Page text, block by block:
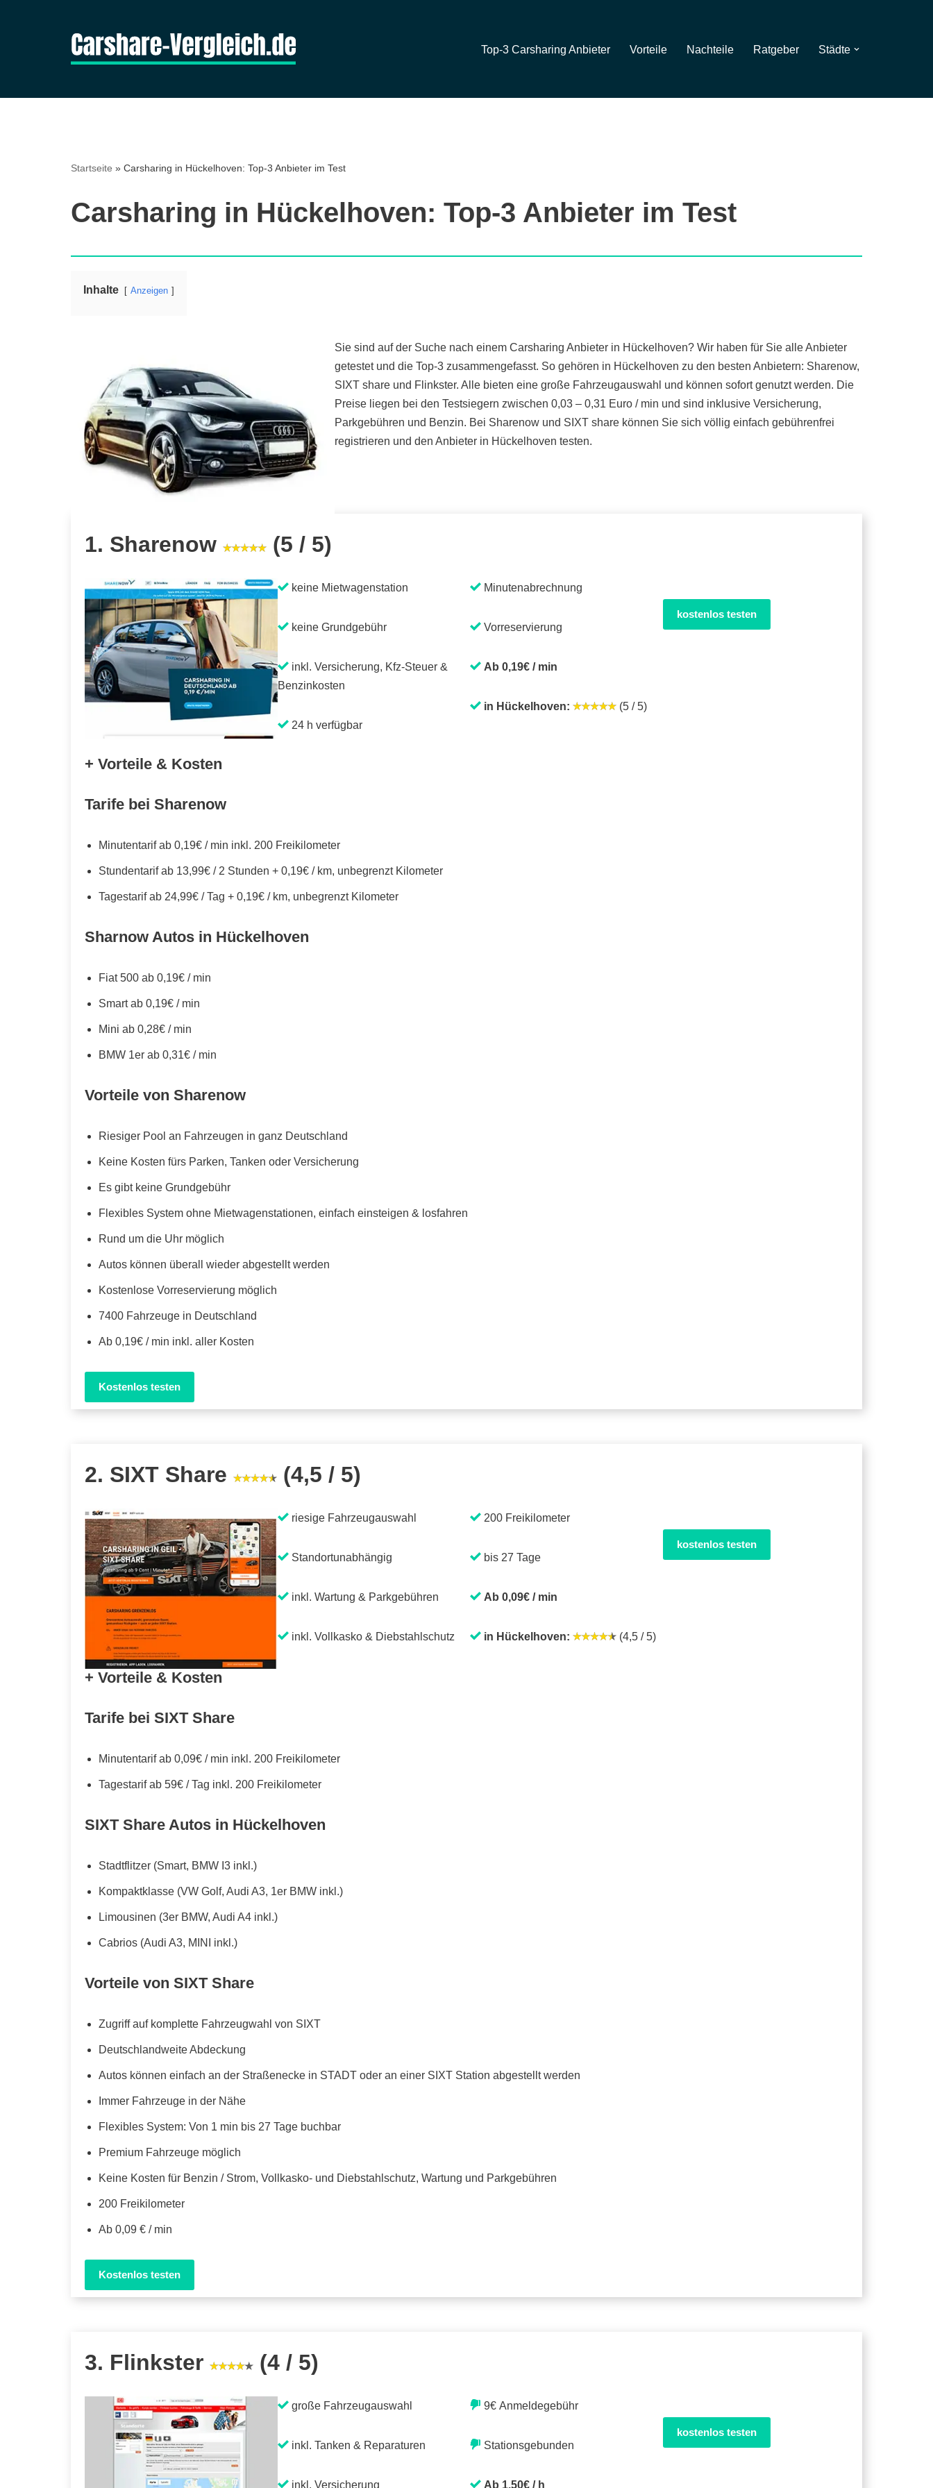
Top-3 Carsharing Anbieter Vorteile Nachteile Ratgeber Städte
Startseite » Carsharing in Hückelhoven: Top-3 Anbieter im Test
Carsharing in Hückelhoven: Top-3 Anbieter im Test
Inhalte Anzeigen
Sie sind auf der Suche nach einem Carsharing Anbieter in Hückelhoven? Wir haben für Sie alle Anbieter
getestet und die Top-3 zusammengefasst. So gehören in Hückelhoven zu den besten Anbietern: Sharenow,
SIXT share und Flinkster. Alle bieten eine große Fahrzeugauswahl und können sofort genutzt werden. Die
Preise liegen bei den Testsiegern zwischen 0,03 – 0,31 Euro / min und sind inklusive Versicherung,
Parkgebühren und Benzin. Bei Sharenow und SIXT share können Sie sich völlig einfach gebührenfrei
registrieren und den Anbieter in Hückelhoven testen.
1. Sharenow (5 / 5)
keine Mietwagenstation
keine Grundgebühr
inkl. Versicherung, Kfz-Steuer &
Benzinkosten
24 h verfügbar
Minutenabrechnung
Vorreservierung
Ab 0,19€ / min
in Hückelhoven: (5 / 5)
kostenlos testen
+ Vorteile & Kosten
Tarife bei Sharenow
Minutentarif ab 0,19€ / min inkl. 200 Freikilometer
Stundentarif ab 13,99€ / 2 Stunden + 0,19€ / km, unbegrenzt Kilometer
Tagestarif ab 24,99€ / Tag + 0,19€ / km, unbegrenzt Kilometer
Sharnow Autos in Hückelhoven
Fiat 500 ab 0,19€ / min
Smart ab 0,19€ / min
Mini ab 0,28€ / min
BMW 1er ab 0,31€ / min
Vorteile von Sharenow
Riesiger Pool an Fahrzeugen in ganz Deutschland
Keine Kosten fürs Parken, Tanken oder Versicherung
Es gibt keine Grundgebühr
Flexibles System ohne Mietwagenstationen, einfach einsteigen & losfahren
Rund um die Uhr möglich
Autos können überall wieder abgestellt werden
Kostenlose Vorreservierung möglich
7400 Fahrzeuge in Deutschland
Ab 0,19€ / min inkl. aller Kosten
Kostenlos testen
2. SIXT Share (4,5 / 5)
riesige Fahrzeugauswahl
Standortunabhängig
inkl. Wartung & Parkgebühren
inkl. Vollkasko & Diebstahlschutz
200 Freikilometer
bis 27 Tage
Ab 0,09€ / min
in Hückelhoven: (4,5 / 5)
kostenlos testen
+ Vorteile & Kosten
Tarife bei SIXT Share
Minutentarif ab 0,09€ / min inkl. 200 Freikilometer
Tagestarif ab 59€ / Tag inkl. 200 Freikilometer
SIXT Share Autos in Hückelhoven
Stadtflitzer (Smart, BMW I3 inkl.)
Kompaktklasse (VW Golf, Audi A3, 1er BMW inkl.)
Limousinen (3er BMW, Audi A4 inkl.)
Cabrios (Audi A3, MINI inkl.)
Vorteile von SIXT Share
Zugriff auf komplette Fahrzeugwahl von SIXT
Deutschlandweite Abdeckung
Autos können einfach an der Straßenecke in STADT oder an einer SIXT Station abgestellt werden
Immer Fahrzeuge in der Nähe
Flexibles System: Von 1 min bis 27 Tage buchbar
Premium Fahrzeuge möglich
Keine Kosten für Benzin / Strom, Vollkasko- und Diebstahlschutz, Wartung und Parkgebühren
200 Freikilometer
Ab 0,09 € / min
Kostenlos testen
3. Flinkster (4 / 5)
große Fahrzeugauswahl
inkl. Tanken & Reparaturen
inkl. Versicherung
9€ Anmeldegebühr
Stationsgebunden
Ab 1,50€ / h
kostenlos testen